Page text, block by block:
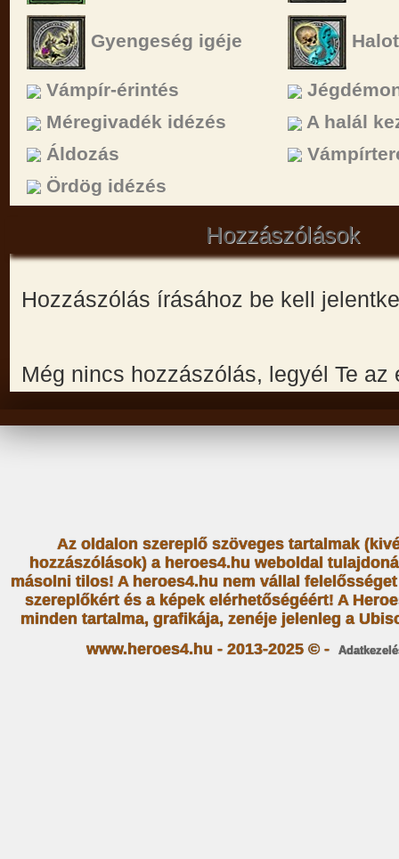
Gyengeség igéje
Vámpír-érintés
Méregivadék idézés
A halál
Áldozás
Ördög idézés
Hozzászólások
Hozzászólás írásához be kell
Még nincs hozzászólás, legyél Te az
Az oldalon szereplő szöveges tartalmak
hozzászólások) a heroes4.hu weboldal
másolni tilos! A heroes4.hu nem vállal
szereplőkért és a képek elérhetőségéért! A
minden tartalma, grafikája, zenéje jelenleg a
www.heroes4.hu - 2013-2025 © -